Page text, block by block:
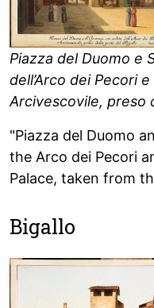
Piazza del Duomo e
dell’Arco dei Pecori
Arcivescovile, preso
"Piazza del Duomo
the Arco dei Pecori
Palace, taken from
Bigallo